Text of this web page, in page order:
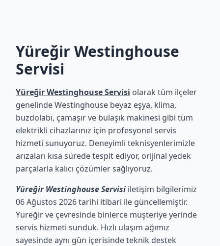
Yüreğir Westinghouse
Servisi
Yüreğir Westinghouse Servisi olarak tüm ilçeler
genelinde Westinghouse beyaz eşya, klima,
buzdolabı, çamaşır ve bulaşık makinesi gibi tüm
elektrikli cihazlarınız için profesyonel servis
hizmeti sunuyoruz. Deneyimli teknisyenlerimizle
arızaları kısa sürede tespit ediyor, orijinal yedek
parçalarla kalıcı çözümler sağlıyoruz.
Yüreğir Westinghouse Servisi iletişim bilgilerimiz
06 Ağustos 2026 tarihi itibari ile güncellemiştir.
Yüreğir ve çevresinde binlerce müşteriye yerinde
servis hizmeti sunduk. Hızlı ulaşım ağımız
sayesinde aynı gün içerisinde teknik destek